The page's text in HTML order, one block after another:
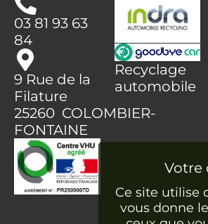
03 81 93 63
84
9 Rue de la
Filature
25260 COLOMBIER-
FONTAINE
Recyclage
automobile
Ce site utilise
vous donne